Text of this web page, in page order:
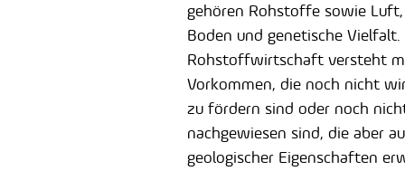
gehören Rohstoffe sowie Luft,
Boden und genetische Vielfalt.
Rohstoffwirtschaft versteht
Vorkommen, die noch nicht
zu fördern sind oder noch
nachgewiesen sind, die aber
geologischer Eigenschaften